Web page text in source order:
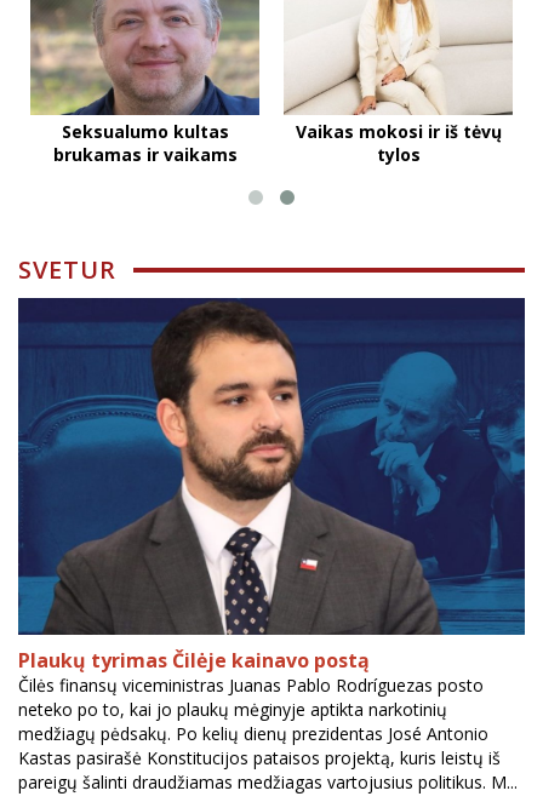
Seksualumo kultas
brukamas ir vaikams
Vaikas mokosi ir iš tėvų
tylos
SVETUR
Plaukų tyrimas Čilėje kainavo postą
Čilės finansų viceministras Juanas Pablo Rodríguezas posto
neteko po to, kai jo plaukų mėginyje aptikta narkotinių
medžiagų pėdsakų. Po kelių dienų prezidentas José Antonio
Kastas pasirašė Konstitucijos pataisos projektą, kuris leistų iš
pareigų šalinti draudžiamas medžiagas vartojusius politikus. M...